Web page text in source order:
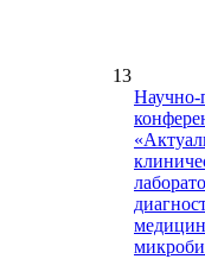
13
Научно-